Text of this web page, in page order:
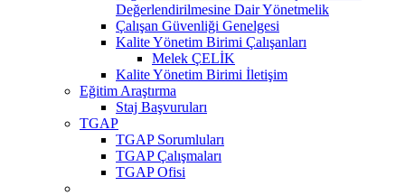
Değerlendirilmesine Dair Yönetmelik
Çalışan Güvenliği Genelgesi
Kalite Yönetim Birimi Çalışanları
Melek ÇELİK
Kalite Yönetim Birimi İletişim
Eğitim Araştırma
Staj Başvuruları
TGAP
TGAP Sorumluları
TGAP Çalışmaları
TGAP Ofisi